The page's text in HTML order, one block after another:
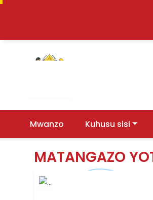
Mwanzo (current)Kuhusu sisi
MATANGAZO